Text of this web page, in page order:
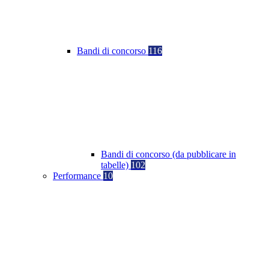
Bandi di concorso 116
Bandi di concorso (da pubblicare in
tabelle) 102
Performance 10